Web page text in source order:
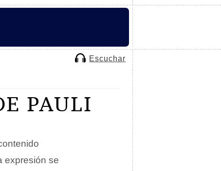
Escuchar
PAULI
expresión se